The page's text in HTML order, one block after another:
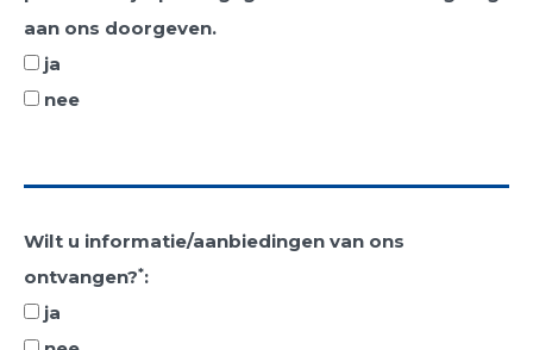
aan ons doorgeven.
ja
nee
Wilt u informatie/aanbiedingen van ons
ontvangen?*:
ja